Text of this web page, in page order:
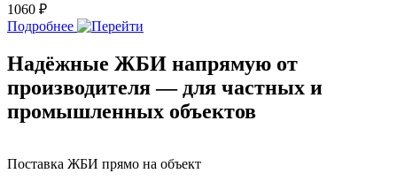
1060 ₽
Подробнее
Надёжные ЖБИ напрямую от
производителя — для частных и
промышленных объектов
Поставка ЖБИ прямо на объект